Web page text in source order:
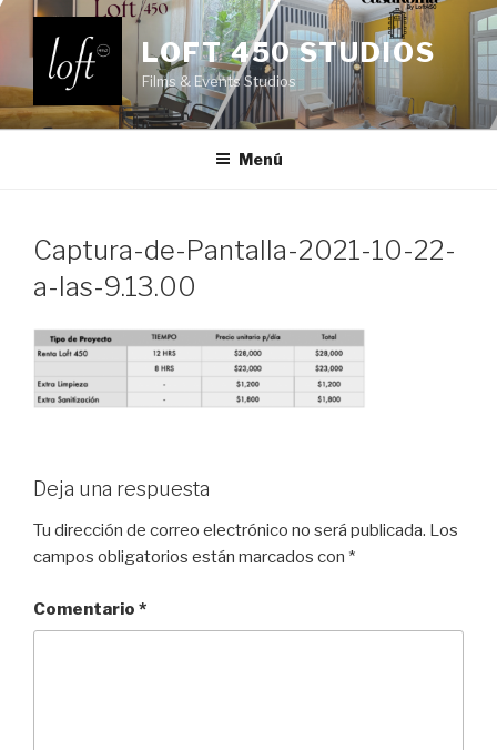
Saltar
contenido
LOFT 450 STUDIOS
Films & Events Studios
Menú
Captura-de-Pantalla-2021-10-22-
a-las-9.13.00
Deja una respuesta
Tu dirección de correo electrónico no será publicada. Los
campos obligatorios están marcados con *
Comentario *